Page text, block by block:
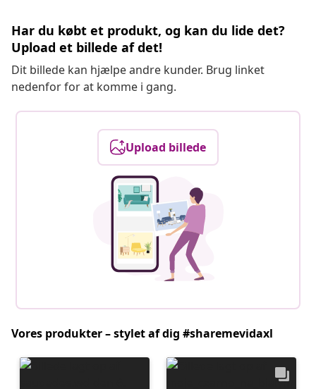
Har du købt et produkt, og kan du lide det?
Upload et billede af det!
Dit billede kan hjælpe andre kunder. Brug linket
nedenfor for at komme i gang.
Upload billede
Vores produkter – stylet af dig #sharemevidaxl